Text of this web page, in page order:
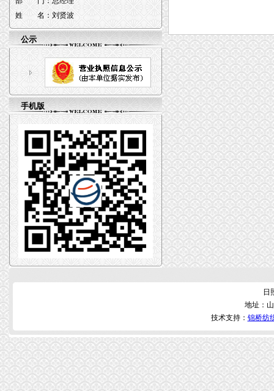
姓 名： 刘贤波
公示
手机版
日
地址：
技术支持： 锦桥纺